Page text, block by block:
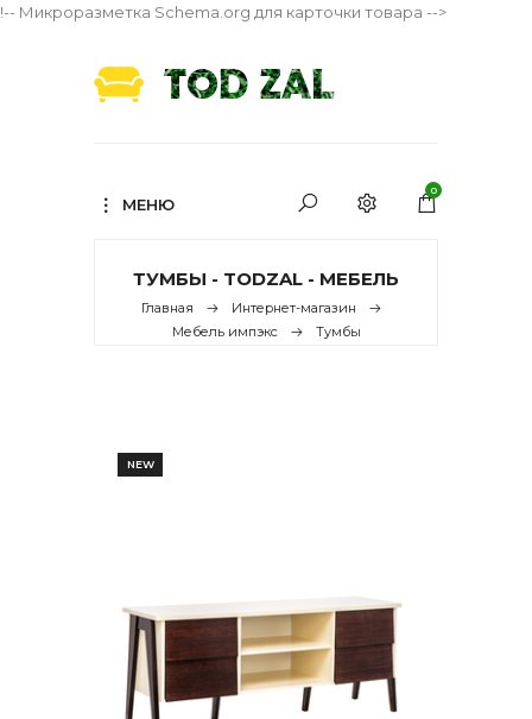
!-- Микроразметка Schema.org для карточки товара -->
МЕНЮ
0
ТУМБЫ - TODZAL - МЕБЕЛЬ
Главная
Интернет-магазин
Мебель импэкс
Тумбы
NEW